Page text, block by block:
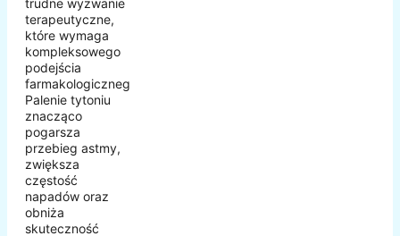
trudne wyzwanie
terapeutyczne,
które wymaga
kompleksowego
podejścia
farmakologicznego.
Palenie tytoniu
znacząco
pogarsza
przebieg astmy,
zwiększa
częstość
napadów oraz
obniża
skuteczność